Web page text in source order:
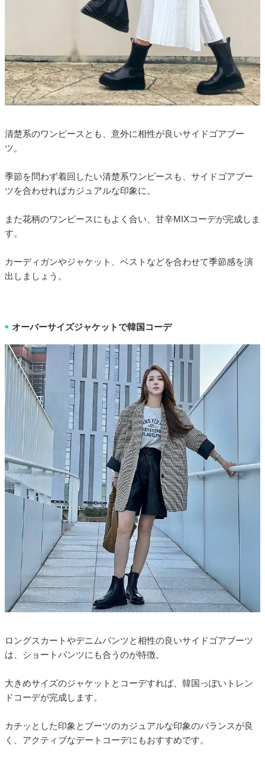
清楚系のワンピースとも、意外に相性が良いサイドゴアブー
ツ。
季節を問わず着回したい清楚系ワンピースも、サイドゴアブー
ツを合わせればカジュアルな印象に。
また花柄のワンピースにもよく合い、甘辛MIXコーデが完成しま
す。
カーディガンやジャケット、ベストなどを合わせて季節感を演
出しましょう。
■ オーバーサイズジャケットで韓国コーデ
ロングスカートやデニムパンツと相性の良いサイドゴアブーツ
は、ショートパンツにも合うのが特徴。
大きめサイズのジャケットとコーデすれば、韓国っぽいトレン
ドコーデが完成します。
カチッとした印象とブーツのカジュアルな印象のバランスが良
く、アクティブなデートコーデにもおすすめです。